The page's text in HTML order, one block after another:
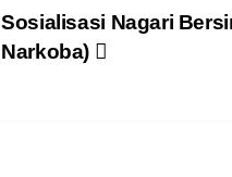
Sosialisasi Nagari
Narkoba)